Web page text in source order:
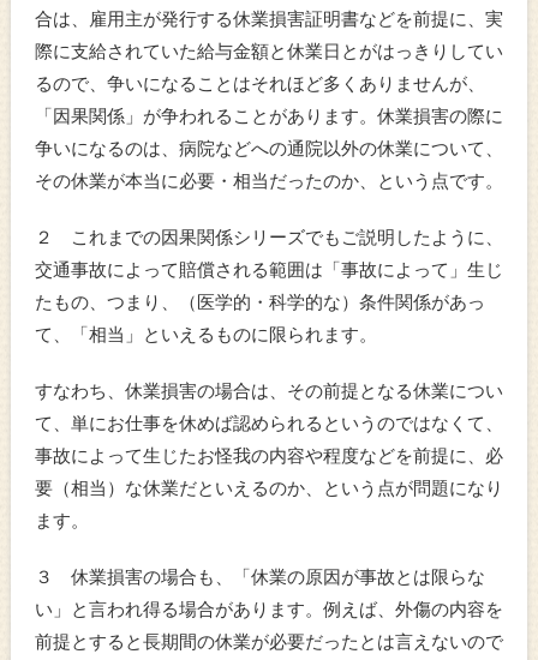
合は、雇用主が発行する休業損害証明書などを前提に、実
際に支給されていた給与金額と休業日とがはっきりしてい
るので、争いになることはそれほど多くありませんが、
「因果関係」が争われることがあります。休業損害の際に
争いになるのは、病院などへの通院以外の休業について、
その休業が本当に必要・相当だったのか、という点です。
２ これまでの因果関係シリーズでもご説明したように、
交通事故によって賠償される範囲は「事故によって」生じ
たもの、つまり、（医学的・科学的な）条件関係があっ
て、「相当」といえるものに限られます。
すなわち、休業損害の場合は、その前提となる休業につい
て、単にお仕事を休めば認められるというのではなくて、
事故によって生じたお怪我の内容や程度などを前提に、必
要（相当）な休業だといえるのか、という点が問題になり
ます。
３ 休業損害の場合も、「休業の原因が事故とは限らな
い」と言われ得る場合があります。例えば、外傷の内容を
前提とすると長期間の休業が必要だったとは言えないので